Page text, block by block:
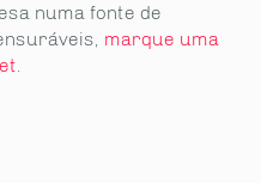
numa fonte de
marque uma
.